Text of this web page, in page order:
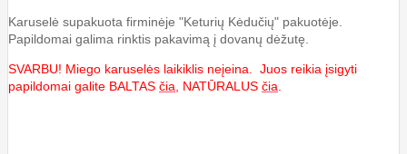
Karuselė supakuota firminėje "Keturių Kėdučių" pakuotėje.
Papildomai galima rinktis pakavimą į dovanų dėžutę.
SVARBU! Miego karuselės laikiklis neįeina. Juos reikia įsigyti
papildomai galite BALTAS čia , NATŪRALUS čia